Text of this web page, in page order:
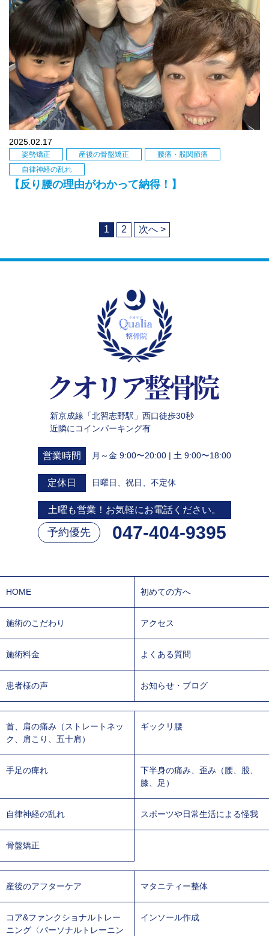
2025.02.17
姿勢矯正 産後の骨盤矯正
腰痛・股関節痛
自律神経の乱れ
【反り腰の理由がわかって納得！】
1 2 次へ >
新京成線「北習志野駅」西口徒歩30秒
近隣にコインパーキング有
営業時間 月～金 9:00〜20:00 | 土 9:00〜18:00
定休日 日曜日、祝日、不定休
土曜も営業！お気軽にお電話ください。
予約優先 047-404-9395
HOME 初めての方へ
施術のこだわり アクセス
施術料金 よくある質問
患者様の声 お知らせ・ブログ
首、肩の痛み（ストレートネッ
ク、肩こり、五十肩）
ギックリ腰
手足の痺れ
下半身の痛み、歪み（腰、股、
膝、足）
自律神経の乱れ スポーツや日常生活による怪我
骨盤矯正
産後のアフターケア マタニティー整体
コア&ファンクショナルトレー
ニング〈パーソナルトレーニン
インソール作成